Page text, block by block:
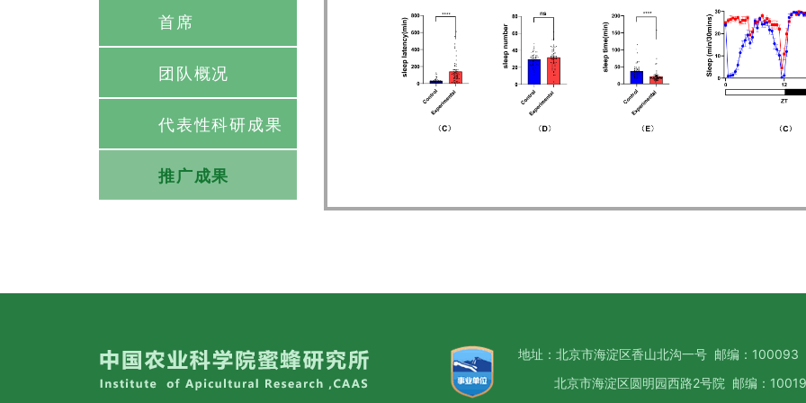
首席
团队概况
代表性科研成果
推广成果
地址：北京市海淀区香山北沟一号 邮编：100093
北京市海淀区圆明园西路2号院 邮编：